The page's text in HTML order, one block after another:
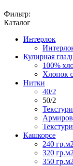
Фильтр:
Каталог
Интерлок
Кулирная
100%
Хлопок
Нитки
40/2
50/2
Кашкорсе
240 гр.м2
320 гр.м2
350 гр.м2